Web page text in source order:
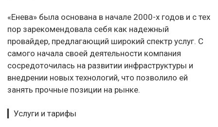
«Енева» была основана в начале 2000-х годов и с тех
пор зарекомендовала себя как надежный
провайдер, предлагающий широкий спектр услуг. С
самого начала своей деятельности компания
сосредоточилась на развитии инфраструктуры и
внедрении новых технологий, что позволило ей
занять прочные позиции на рынке.
▎Услуги и тарифы